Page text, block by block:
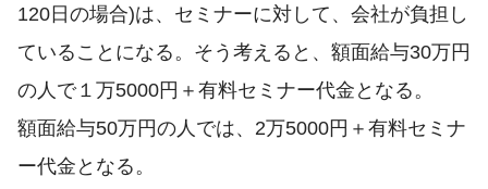
120日の場合)は、セミナーに対して、会社が負担し
ていることになる。そう考えると、額面給与30万円
の人で１万5000円＋有料セミナー代金となる。
額面給与50万円の人では、2万5000円＋有料セミナ
ー代金となる。